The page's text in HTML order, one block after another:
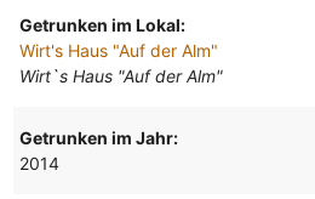
Getrunken im Lokal:
Wirt's Haus "Auf der Alm"
Wirt`s Haus "Auf der Alm"
Getrunken im Jahr:
2014